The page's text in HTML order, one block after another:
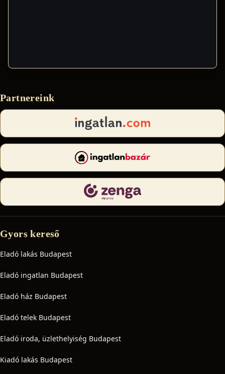
Partnereink
Gyors kereső
Eladó lakás Budapest
Eladó ingatlan Budapest
Eladó ház Budapest
Eladó telek Budapest
Eladó iroda, üzlethelyiség Budapest
Kiadó lakás Budapest